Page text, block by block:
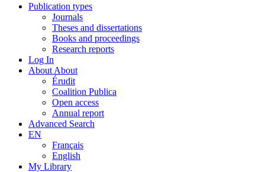
Publication types
Journals
Theses and dissertations
Books and proceedings
Research reports
Log In
About About
Érudit
Coalition Publica
Open access
Annual report
Advanced Search
EN
Français
English
My Library